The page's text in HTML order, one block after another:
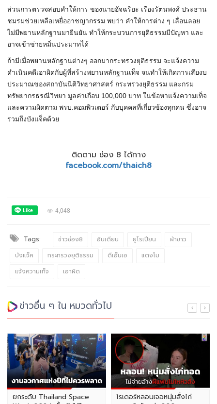
ส่วนการตรวจสอบคำให้การ ของนายอัจฉริยะ เรืองรัตนพงศ์ ประธาน
ชมรมช่วยเหลือเหยื่ออาชญากรรม พบว่า คำให้การต่าง ๆ เลื่อนลอย
ไม่มีพยานหลักฐานมายืนยัน ทำให้กระบวนการยุติธรรมมีปัญหา และ
อาจเข้าข่ายหมิ่นประมาทได้
ถ้ามีเมื่อพยานหลักฐานต่างๆ ออกมากระทรวงยุติธรรม จะแจ้งความ
ดำเนินคดีเอาผิดกับผู้ที่สร้างพยานหลักฐานเท็จ จนทำให้เกิดการเสียงบ
ประมาณของสถาบันนิติวิทยาศาสตร์ กระทรวงยุติธรรม และกรม
ทรัพยากรธรณีวิทยา มูลค่าเกือบ 100,000 บาท ในข้อหาแจ้งความเท็จ
และความผิดตาม พรบ.คอมพิวเตอร์ กับบุคคลที่เกี่ยวข้องทุกคน ซึ่งอาจ
รวมถึงบังแจ็คด้วย
ติดตาม ช่อง 8 ได้ทาง
facebook.com/thaich8
4,048
Tags: ข่าวช่อง8 อินเดียน ยูโรเปียน
ผ้าขาว
บังแจ็ค
กระทรวงยุติธรรม ดีเอ็นเอ
แตงโม
แจ้งความเท็จ
เอาผิด
ข่าวอื่น ๆ ใน หมวดทั่วไป
ยกระดับ Thailand Space
ไรเดอร์หลอนเจอหนุ่มสั่งไก่